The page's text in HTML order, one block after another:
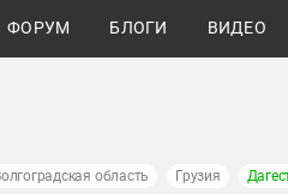
ФОРУМ БЛОГИ ВИДЕО
область Грузия